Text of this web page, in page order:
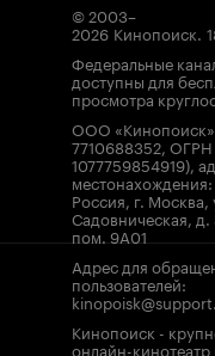
© 2003–
2026 Кинопоиск
Федеральные
доступны для
просмотра
ООО
7710688352, ОГРН
1077759854919),
местонахождения:
Россия, г. Москва,
Садовническая, д.
пом. 9А01
Адрес для
пользователей:
Кинопоиск -
онлайн-кинотеатр